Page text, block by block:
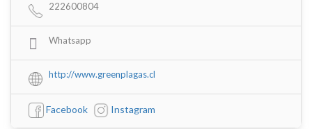
222600804
Whatsapp
http://www.greenplagas.cl
Facebook Instagram